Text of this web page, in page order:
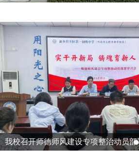
我校召开师德师风建设专项整治动员部